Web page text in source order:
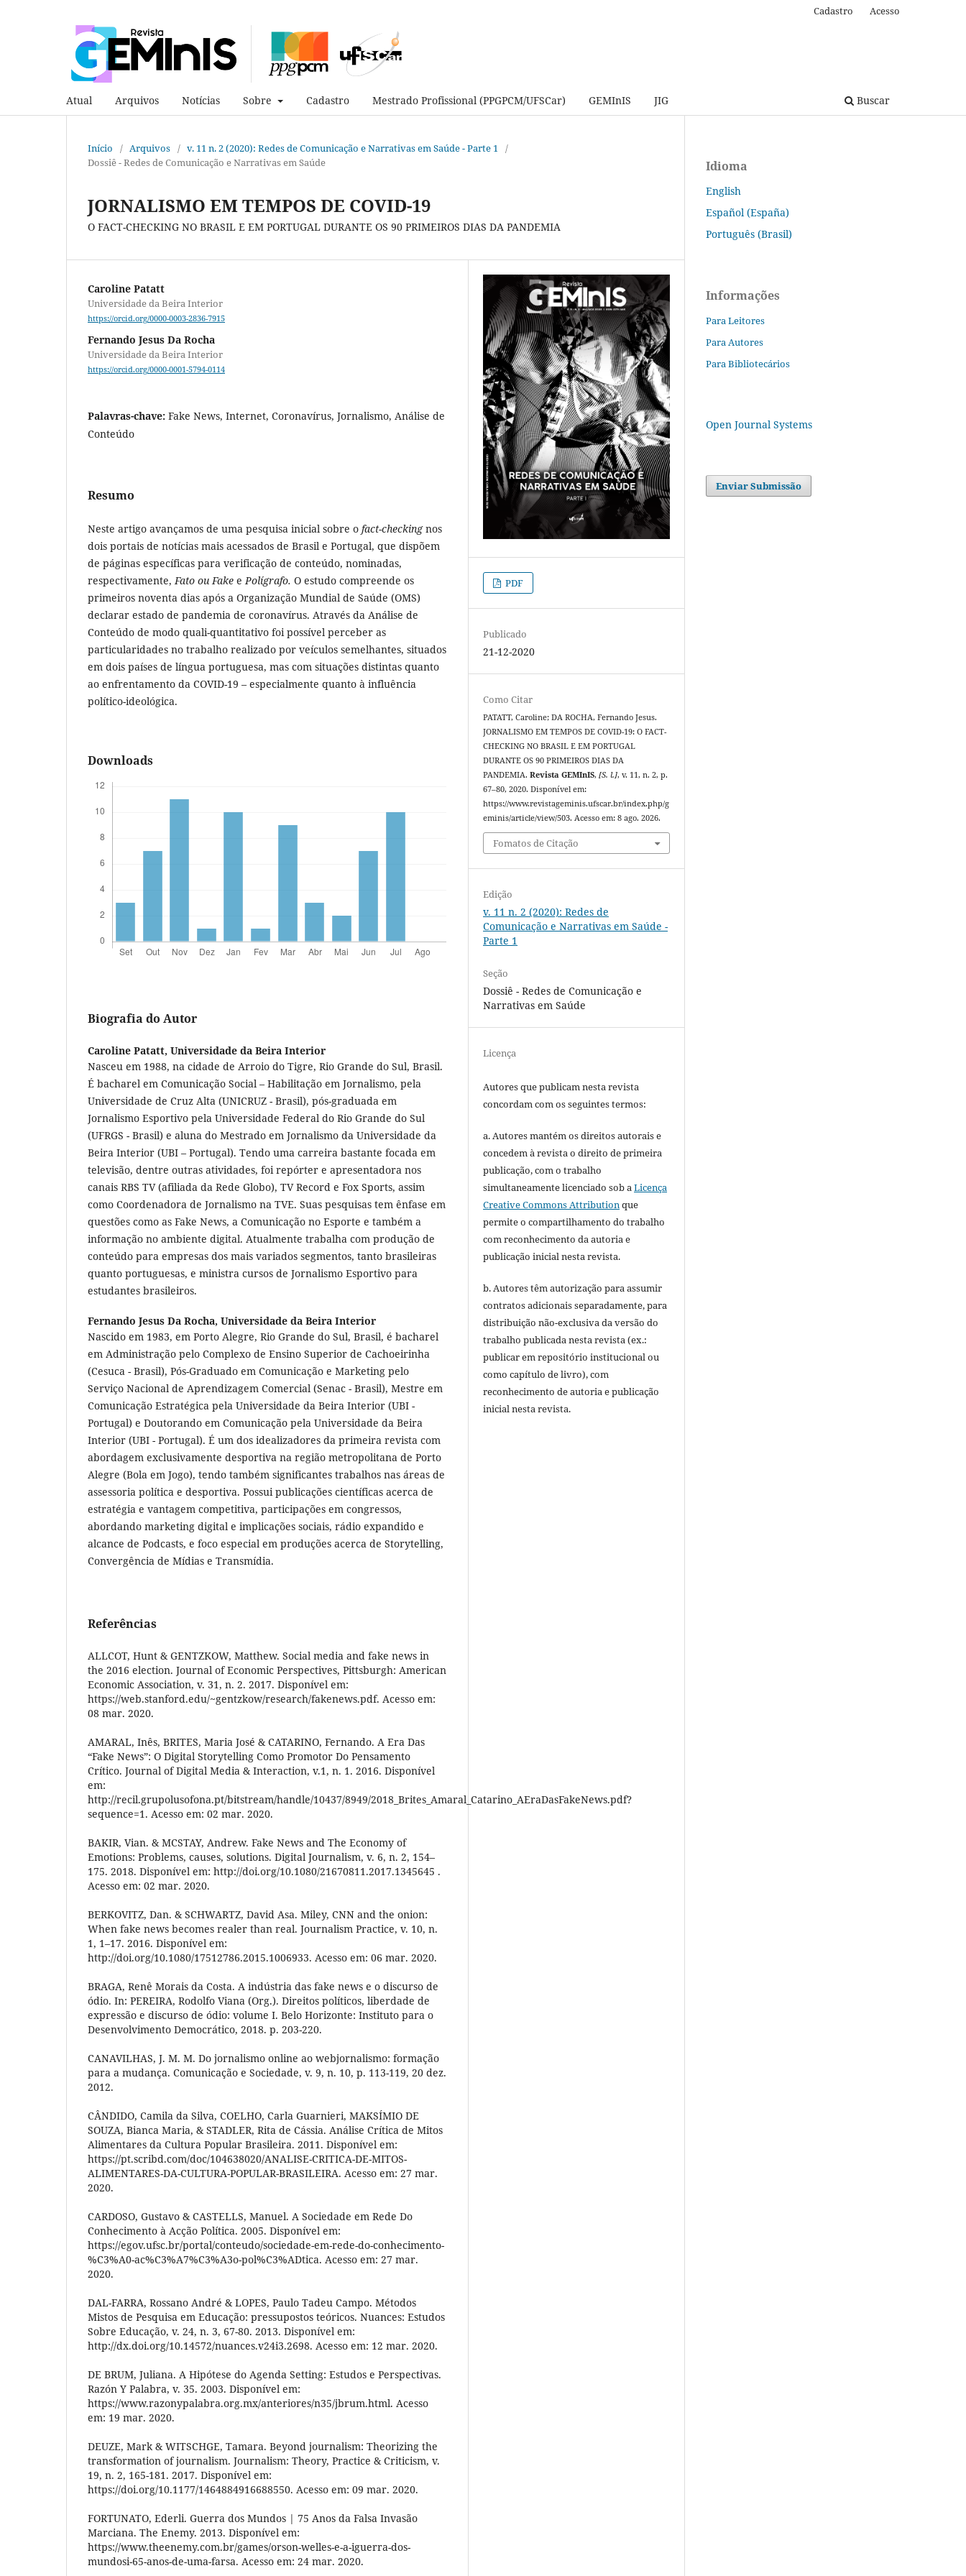
Atual Arquivos Notícias Sobre Cadastro Mestrado Profissional (PPGPCM/UFSCar) GEMInIS JIG Buscar
Cadastro Acesso
Início / Arquivos / v. 11 n. 2 (2020): Redes de Comunicação e Narrativas em Saúde - Parte 1 /
Dossiê - Redes de Comunicação e Narrativas em Saúde
JORNALISMO EM TEMPOS DE COVID-19
O FACT-CHECKING NO BRASIL E EM PORTUGAL DURANTE OS 90 PRIMEIROS DIAS DA PANDEMIA
Caroline Patatt
Universidade da Beira Interior
https://orcid.org/0000-0003-2836-7915
Fernando Jesus Da Rocha
Universidade da Beira Interior
https://orcid.org/0000-0001-5794-0114
Palavras-chave: Fake News, Internet, Coronavírus, Jornalismo, Análise de
Conteúdo
Resumo
Neste artigo avançamos de uma pesquisa inicial sobre o fact-checkingnos
dois portais de notícias mais acessados de Brasil e Portugal, que dispõem
de páginas específicas para verificação de conteúdo, nominadas,
respectivamente,Fato ou Fake ePolígrafo. O estudo compreende os
primeiros noventa dias após a Organização Mundial de Saúde (OMS)
declarar estado de pandemia de coronavírus. Através da Análise de
Conteúdo de modo quali-quantitativo foi possível perceber as
particularidades no trabalho realizado por veículos semelhantes, situados
em dois países de língua portuguesa, mas com situações distintas quanto
ao enfrentamento da COVID-19 – especialmente quanto à influência
político-ideológica.
Downloads
Biografia do Autor
Caroline Patatt, Universidade da Beira Interior
Nasceu em 1988, na cidade de Arroio do Tigre, Rio Grande do Sul, Brasil.
É bacharel em Comunicação Social – Habilitação em Jornalismo, pela
Universidade de Cruz Alta (UNICRUZ - Brasil), pós-graduada em
Jornalismo Esportivo pela Universidade Federal do Rio Grande do Sul
(UFRGS - Brasil) e aluna do Mestrado em Jornalismo da Universidade da
Beira Interior (UBI – Portugal). Tendo uma carreira bastante focada em
televisão, dentre outras atividades, foi repórter e apresentadora nos
canais RBS TV (afiliada da Rede Globo), TV Record e Fox Sports, assim
como Coordenadora de Jornalismo na TVE. Suas pesquisas tem ênfase em
questões como as Fake News, a Comunicação no Esporte e também a
informação no ambiente digital. Atualmente trabalha com produção de
conteúdo para empresas dos mais variados segmentos, tanto brasileiras
quanto portuguesas, e ministra cursos de Jornalismo Esportivo para
estudantes brasileiros.
Fernando Jesus Da Rocha, Universidade da Beira Interior
Nascido em 1983, em Porto Alegre, Rio Grande do Sul, Brasil, é bacharel
em Administração pelo Complexo de Ensino Superior de Cachoeirinha
(Cesuca - Brasil), Pós-Graduado em Comunicação e Marketing pelo
Serviço Nacional de Aprendizagem Comercial (Senac - Brasil), Mestre em
Comunicação Estratégica pela Universidade da Beira Interior (UBI -
Portugal) e Doutorando em Comunicação pela Universidade da Beira
Interior (UBI - Portugal). É um dos idealizadores da primeira revista com
abordagem exclusivamente desportiva na região metropolitana de Porto
Alegre (Bola em Jogo), tendo também significantes trabalhos nas áreas de
assessoria política e desportiva. Possui publicações científicas acerca de
estratégia e vantagem competitiva, participações em congressos,
abordando marketing digital e implicações sociais, rádio expandido e
alcance de Podcasts, e foco especial em produções acerca de Storytelling,
Convergência de Mídias e Transmídia.
Referências
ALLCOT, Hunt & GENTZKOW, Matthew. Social media and fake news in
the 2016 election. Journal of Economic Perspectives, Pittsburgh: American
Economic Association, v. 31, n. 2. 2017. Disponível em:
https://web.stanford.edu/~gentzkow/research/fakenews.pdf. Acesso em:
08 mar. 2020.
AMARAL, Inês, BRITES, Maria José & CATARINO, Fernando. A Era Das
“Fake News”: O Digital Storytelling Como Promotor Do Pensamento
Crítico. Journal of Digital Media & Interaction, v.1, n. 1. 2016. Disponível
em:
http://recil.grupolusofona.pt/bitstream/handle/10437/8949/2018_Brites_Amaral_Catarino_AEraDasFakeNews.pdf?
sequence=1. Acesso em: 02 mar. 2020.
BAKIR, Vian. & MCSTAY, Andrew. Fake News and The Economy of
Emotions: Problems, causes, solutions. Digital Journalism, v. 6, n. 2, 154–
175. 2018. Disponível em: http://doi.org/10.1080/21670811.2017.1345645 .
Acesso em: 02 mar. 2020.
BERKOVITZ, Dan. & SCHWARTZ, David Asa. Miley, CNN and the onion:
When fake news becomes realer than real. Journalism Practice, v. 10, n.
1, 1–17. 2016. Disponível em:
http://doi.org/10.1080/17512786.2015.1006933. Acesso em: 06 mar. 2020.
BRAGA, Renê Morais da Costa. A indústria das fake news e o discurso de
ódio. In: PEREIRA, Rodolfo Viana (Org.). Direitos políticos, liberdade de
expressão e discurso de ódio: volume I. Belo Horizonte: Instituto para o
Desenvolvimento Democrático, 2018. p. 203-220.
CANAVILHAS, J. M. M. Do jornalismo online ao webjornalismo: formação
para a mudança. Comunicação e Sociedade, v. 9, n. 10, p. 113-119, 20 dez.
2012.
CÂNDIDO, Camila da Silva, COELHO, Carla Guarnieri, MAKSÍMIO DE
SOUZA, Bianca Maria, & STADLER, Rita de Cássia. Análise Crítica de Mitos
Alimentares da Cultura Popular Brasileira. 2011. Disponível em:
https://pt.scribd.com/doc/104638020/ANALISE-CRITICA-DE-MITOS-
ALIMENTARES-DA-CULTURA-POPULAR-BRASILEIRA. Acesso em: 27 mar.
2020.
CARDOSO, Gustavo & CASTELLS, Manuel. A Sociedade em Rede Do
Conhecimento à Acção Política. 2005. Disponível em:
https://egov.ufsc.br/portal/conteudo/sociedade-em-rede-do-conhecimento-
%C3%A0-ac%C3%A7%C3%A3o-pol%C3%ADtica. Acesso em: 27 mar.
2020.
DAL-FARRA, Rossano André & LOPES, Paulo Tadeu Campo. Métodos
Mistos de Pesquisa em Educação: pressupostos teóricos. Nuances: Estudos
Sobre Educação, v. 24, n. 3, 67-80. 2013. Disponível em:
http://dx.doi.org/10.14572/nuances.v24i3.2698. Acesso em: 12 mar. 2020.
DE BRUM, Juliana. A Hipótese do Agenda Setting: Estudos e Perspectivas.
Razón Y Palabra, v. 35. 2003. Disponível em:
https://www.razonypalabra.org.mx/anteriores/n35/jbrum.html. Acesso
em: 19 mar. 2020.
DEUZE, Mark & WITSCHGE, Tamara. Beyond journalism: Theorizing the
transformation of journalism. Journalism: Theory, Practice & Criticism, v.
19, n. 2, 165-181. 2017. Disponível em:
https://doi.org/10.1177/1464884916688550. Acesso em: 09 mar. 2020.
FORTUNATO, Ederli. Guerra dos Mundos | 75 Anos da Falsa Invasão
Marciana. The Enemy. 2013. Disponível em:
https://www.theenemy.com.br/games/orson-welles-e-a-iguerra-dos-
mundosi-65-anos-de-uma-farsa. Acesso em: 24 mar. 2020.
PDF
Publicado
21-12-2020
Como Citar
PATATT, Caroline; DA ROCHA, Fernando Jesus.
JORNALISMO EM TEMPOS DE COVID-19: O FACT-
CHECKING NO BRASIL E EM PORTUGAL
DURANTE OS 90 PRIMEIROS DIAS DA
PANDEMIA.Revista GEMInIS,[S. l.], v. 11, n. 2, p.
67–80, 2020. Disponível em:
https://www.revistageminis.ufscar.br/index.php/g
eminis/article/view/503. Acesso em: 8 ago. 2026.
Fomatos de Citação
Edição
v. 11 n. 2 (2020): Redes de
Comunicação e Narrativas em Saúde -
Parte 1
Seção
Dossiê - Redes de Comunicação e
Narrativas em Saúde
Licença
Autores que publicam nesta revista
concordam com os seguintes termos:
a. Autores mantém os direitos autorais e
concedem à revista o direito de primeira
publicação, com o trabalho
simultaneamente licenciado sob aLicença
Creative Commons Attributionque
permite o compartilhamento do trabalho
com reconhecimento da autoria e
publicação inicial nesta revista.
b. Autores têm autorização para assumir
contratos adicionais separadamente, para
distribuição não-exclusiva da versão do
trabalho publicada nesta revista (ex.:
publicar em repositório institucional ou
como capítulo de livro), com
reconhecimento de autoria e publicação
inicial nesta revista.
Idioma
English
Español (España)
Português (Brasil)
Informações
Para Leitores
Para Autores
Para Bibliotecários
Open Journal Systems
Enviar Submissão